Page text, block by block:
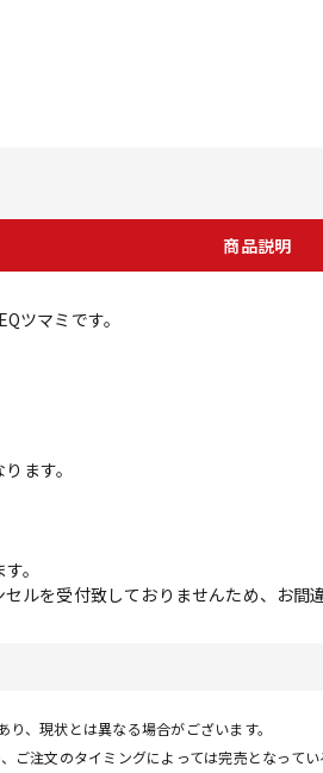
商品説明
ツマミです。
ます。
。
ルを受付致しておりませんため、お間
、現状とは異なる場合がございます。
注文のタイミングによっては完売となってい